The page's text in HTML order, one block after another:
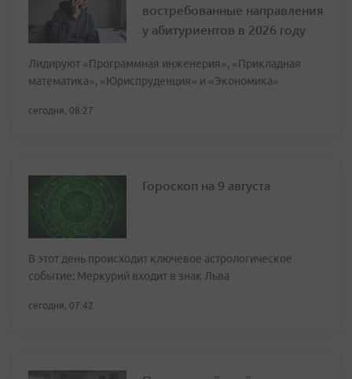
востребованные направления
у абитуриентов в 2026 году
Лидируют «Программная инженерия», «Прикладная
математика», «Юриспруденция» и «Экономика»
сегодня, 08:27
Гороскоп на 9 августа
В этот день происходит ключевое астрологическое
событие: Меркурий входит в знак Льва
сегодня, 07:42